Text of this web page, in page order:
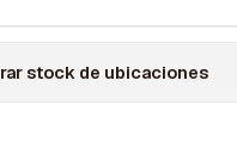
stock de ubicaciones